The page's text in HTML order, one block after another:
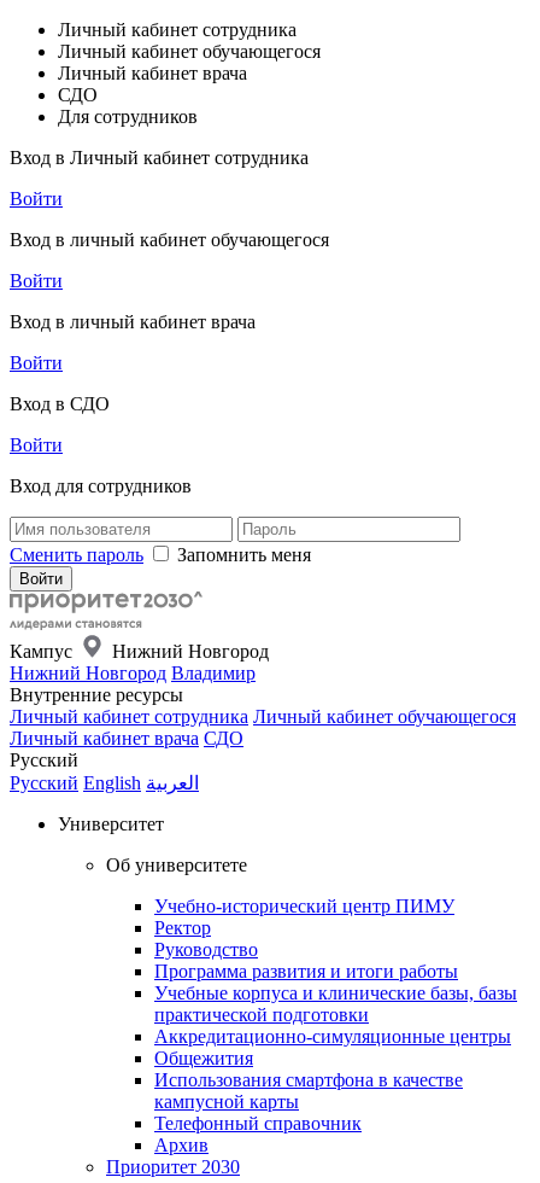
Личный кабинет сотрудника
Личный кабинет обучающегося
Личный кабинет врача
СДО
Для сотрудников
Вход в Личный кабинет сотрудника
Войти
Вход в личный кабинет обучающегося
Войти
Вход в личный кабинет врача
Войти
Вход в СДО
Войти
Вход для сотрудников
Сменить пароль Запомнить меня
Кампус
Нижний Новгород
Нижний Новгород Владимир
Внутренние ресурсы
Личный кабинет сотрудника Личный кабинет обучающегося
Личный кабинет врача СДО
Русский
Русский English العربية
Университет
Об университете
Учебно-исторический центр ПИМУ
Ректор
Руководство
Программа развития и итоги работы
Учебные корпуса и клинические базы, базы
практической подготовки
Аккредитационно-симуляционные центры
Общежития
Использования смартфона в качестве
кампусной карты
Телефонный справочник
Архив
Приоритет 2030